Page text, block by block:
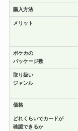
購入方法
メリット
ポケカの
パッケージ数
取り扱い
ジャンル
価格
どれくらいでカードが
確認できるか